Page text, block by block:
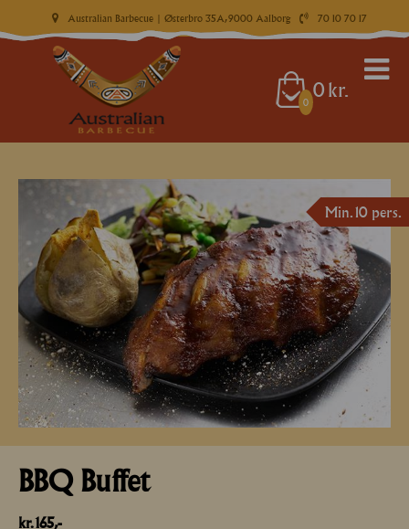
Australian Barbecue | Østerbro 35A, 9000 Aalborg 70 10 70 17
0
0 kr.
Min. 10 pers.
BBQ Buffet
kr. 165,-